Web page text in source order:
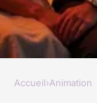
Accueil›Animation